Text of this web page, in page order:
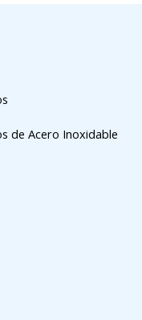
de Acero Inoxidable